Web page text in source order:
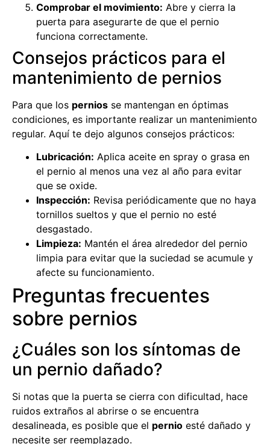
Comprobar el movimiento: Abre y cierra la
puerta para asegurarte de que el pernio
funciona correctamente.
Consejos prácticos para el
mantenimiento de pernios
Para que los pernios se mantengan en óptimas
condiciones, es importante realizar un mantenimiento
regular. Aquí te dejo algunos consejos prácticos:
Lubricación: Aplica aceite en spray o grasa en
el pernio al menos una vez al año para evitar
que se oxide.
Inspección: Revisa periódicamente que no haya
tornillos sueltos y que el pernio no esté
desgastado.
Limpieza: Mantén el área alrededor del pernio
limpia para evitar que la suciedad se acumule y
afecte su funcionamiento.
Preguntas frecuentes
sobre pernios
¿Cuáles son los síntomas de
un pernio dañado?
Si notas que la puerta se cierra con dificultad, hace
ruidos extraños al abrirse o se encuentra
desalineada, es posible que el pernio esté dañado y
necesite ser reemplazado.